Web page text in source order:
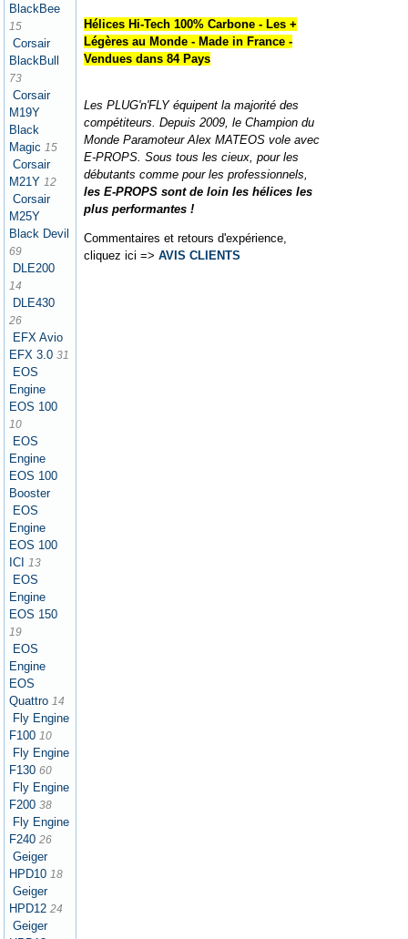
BlackBee
15
Corsair
BlackBull
73
Corsair
M19Y
Black
Magic 15
Corsair
M21Y 12
Corsair
M25Y
Black Devil
69
DLE200
14
DLE430
26
EFX Avio
EFX 3.0 31
EOS
Engine
EOS 100
10
EOS
Engine
EOS 100
Booster
EOS
Engine
EOS 100
ICI
13
EOS
Engine
EOS 150
19
EOS
Engine
EOS
Quattro 14
Fly Engine
F100 10
Fly Engine
F130 60
Fly Engine
F200 38
Fly Engine
F240 26
Geiger
HPD10 18
Geiger
HPD12 24
Geiger
Hélices Hi-Tech 100% Carbone - Les +
Légères au Monde - Made in France -
Vendues dans 84 Pays
Les PLUG'n'FLY équipent la majorité des
compétiteurs. Depuis 2009, le Champion du
Monde Paramoteur Alex MATEOS vole avec
E-PROPS. Sous tous les cieux, pour les
débutants comme pour les professionnels,
les E-PROPS sont de loin les hélices les
plus performantes !
Commentaires et retours d'expérience,
cliquez ici =>AVIS CLIENTS